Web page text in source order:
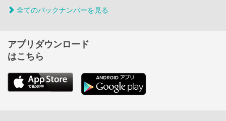
全てのバックナンバーを見る
アプリダウンロード
はこちら